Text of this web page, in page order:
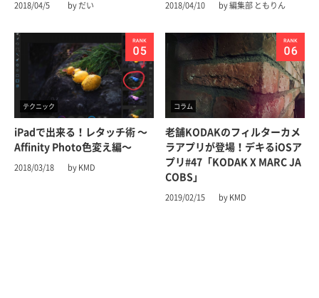
2018/04/5 by だい 2018/04/10 by 編集部 ともりん
テクニック
iPadで出来る！レタッチ術 〜
Affinity Photo色変え編〜
2018/03/18 by KMD
コラム
老舗KODAKのフィルターカメ
ラアプリが登場！デキるiOSア
プリ#47「KODAK X MARC JA
COBS」
2019/02/15 by KMD